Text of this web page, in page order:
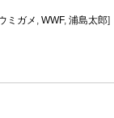
ミガメ , WWF, 浦島太郎]